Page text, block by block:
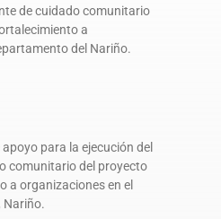
de cuidado comunitario
a
del Nariño.
para la ejecución del
comunitario del proyecto
a organizaciones en el
Nariño.